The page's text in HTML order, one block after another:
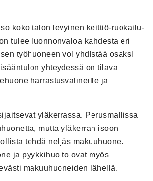
koko talon levyinen keittiö-ruokailu-
tulee luonnonvaloa kahdesta eri
työhuoneen voi yhdistää osaksi
yhteydessä on tilava
harrastusvälineille ja
yläkerrassa. Perusmallissa
mutta yläkerran isoon
tehdä neljäs makuuhuone.
ja pyykkihuolto ovat myös
makuuhuoneiden lähellä.